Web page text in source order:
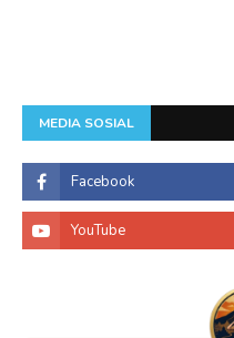
MEDIA SOSIAL